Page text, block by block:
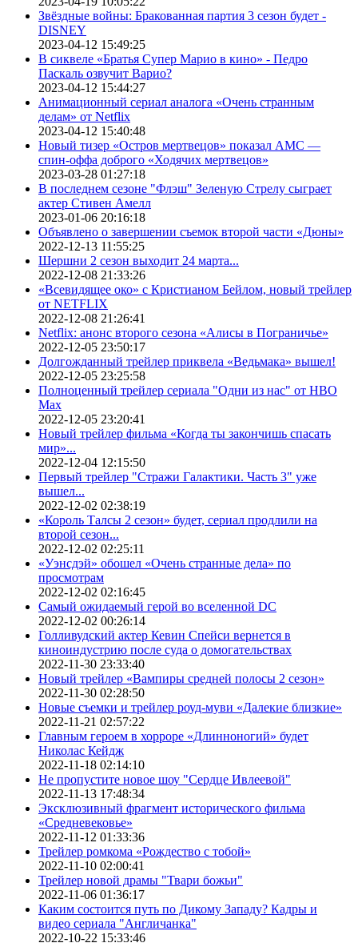
Звёздные войны: Бракованная партия 3 сезон будет -
DISNEY
2023-04-12 15:49:25
В сиквеле «Братья Супер Марио в кино» - Педро
Паскаль озвучит Варио?
2023-04-12 15:44:27
Анимационный сериал аналога «Очень странным
делам» от Netflix
2023-04-12 15:40:48
Новый тизер «Остров мертвецов» показал АМС —
спин-оффа доброго «Ходячих мертвецов»
2023-03-28 01:27:18
В последнем сезоне "Флэш" Зеленую Стрелу сыграет
актер Стивен Амелл
2023-01-06 20:16:18
Объявлено о завершении съемок второй части «Дюны»
2022-12-13 11:55:25
Шершни 2 сезон выходит 24 марта...
2022-12-08 21:33:26
«Всевидящее око» с Кристианом Бейлом, новый трейлер
от NETFLIX
2022-12-08 21:26:41
Netflix: анонс второго сезона «Алисы в Пограничье»
2022-12-05 23:50:17
Долгожданный трейлер приквела «Ведьмака» вышел!
2022-12-05 23:25:58
Полноценный трейлер сериала "Одни из нас" от HBO
Max
2022-12-05 23:20:41
Новый трейлер фильма «Когда ты закончишь спасать
мир»...
2022-12-04 12:15:50
Первый трейлер "Стражи Галактики. Часть 3" уже
вышел...
2022-12-02 02:38:19
«Король Талсы 2 сезон» будет, сериал продлили на
второй сезон...
2022-12-02 02:25:11
«Уэнсдэй» обошел «Очень странные дела» по
просмотрам
2022-12-02 02:16:45
Самый ожидаемый герой во вселенной DC
2022-12-02 00:26:14
Голливудский актер Кевин Спейси вернется в
киноиндустрию после суда о домогательствах
2022-11-30 23:33:40
Новый трейлер «Вампиры средней полосы 2 сезон»
2022-11-30 02:28:50
Новые съемки и трейлер роуд-муви «Далекие близкие»
2022-11-21 02:57:22
Главным героем в хорроре «Длинноногий» будет
Николас Кейдж
2022-11-18 02:14:10
Не пропустите новое шоу "Сердце Ивлеевой"
2022-11-13 17:48:34
Эксклюзивный фрагмент исторического фильма
«Средневековье»
2022-11-12 01:33:36
Трейлер ромкома «Рождество с тобой»
2022-11-10 02:00:41
Трейлер новой драмы "Твари божьи"
2022-11-06 01:36:17
Каким состоится путь по Дикому Западу? Кадры и
видео сериала "Англичанка"
2022-10-22 15:33:46